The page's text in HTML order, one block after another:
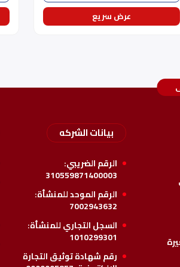
عرض سريع
بيانات الشركه
الرقم الضريبي:
310559871400003
الرقم الموحد للمنشأة:
7002943632
السجل التجاري للمنشأة:
1010299301
رقم شهادة توثيق التجارة